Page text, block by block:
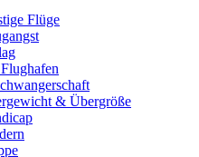
Flüge
& Übergröße